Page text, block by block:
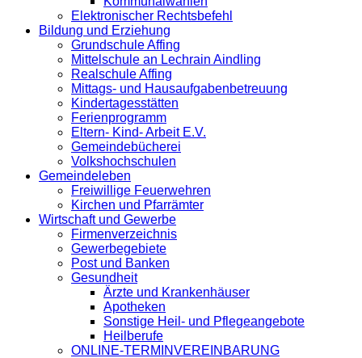
Elektronischer Rechtsbefehl
Bildung und Erziehung
Grundschule Affing
Mittelschule an Lechrain Aindling
Realschule Affing
Mittags- und Hausaufgabenbetreuung
Kindertagesstätten
Ferienprogramm
Eltern- Kind- Arbeit E.V.
Gemeindebücherei
Volkshochschulen
Gemeindeleben
Freiwillige Feuerwehren
Kirchen und Pfarrämter
Wirtschaft und Gewerbe
Firmenverzeichnis
Gewerbegebiete
Post und Banken
Gesundheit
Ärzte und Krankenhäuser
Apotheken
Sonstige Heil- und Pflegeangebote
Heilberufe
ONLINE-TERMINVEREINBARUNG